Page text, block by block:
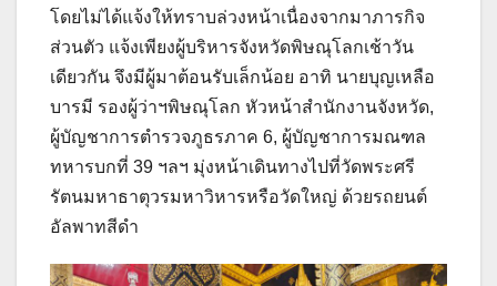
โดยไม่ได้แจ้งให้ทราบล่วงหน้าเนื่องจากมาภารกิจ
ส่วนตัว แจ้งเพียงผู้บริหารจังหวัดพิษณุโลกเช้าวัน
เดียวกัน จึงมีผู้มาต้อนรับเล็กน้อย อาทิ นายบุญเหลือ
บารมี รองผู้ว่าฯพิษณุโลก หัวหน้าสำนักงานจังหวัด,
ผู้บัญชาการตำรวจภูธรภาค 6, ผู้บัญชาการมณฑล
ทหารบกที่ 39 ฯลฯ มุ่งหน้าเดินทางไปที่วัดพระศรี
รัตนมหาธาตุวรมหาวิหารหรือวัดใหญ่ ด้วยรถยนต์
อัลพาทสีดำ